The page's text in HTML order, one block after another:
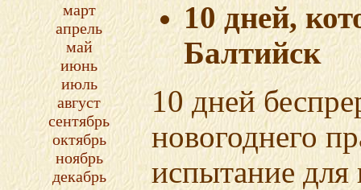
март
апрель
май
июнь
июль
август
сентябрь
октябрь
ноябрь
декабрь
10 дней,
Балтийск
10 дней
новогоднего
испытание для